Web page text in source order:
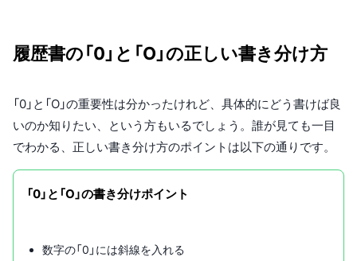
履歴書の「0」と「O」の正しい書き分け方
「0」と「O」の重要性は分かったけれど、具体的にどう書けば良
いのか知りたい、という方もいるでしょう。誰が見ても一目
でわかる、正しい書き分け方のポイントは以下の通りです。
「0」と「O」の書き分けポイント
数字の「0」には斜線を入れる